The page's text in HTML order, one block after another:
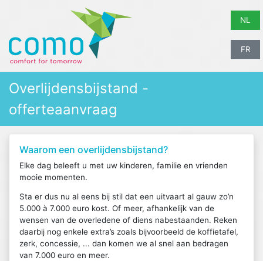
NL
FR
Overlijdensbijstand -
offerteaanvraag
Waarom een overlijdensbijstand?
Elke dag beleeft u met uw kinderen, familie en vrienden
mooie momenten.
Sta er dus nu al eens bij stil dat een uitvaart al gauw zo’n
5.000 à 7.000 euro kost. Of meer, afhankelijk van de
wensen van de overledene of diens nabestaanden. Reken
daarbij nog enkele extra’s zoals bijvoorbeeld de koffietafel,
zerk, concessie, ... dan komen we al snel aan bedragen
van 7.000 euro en meer.